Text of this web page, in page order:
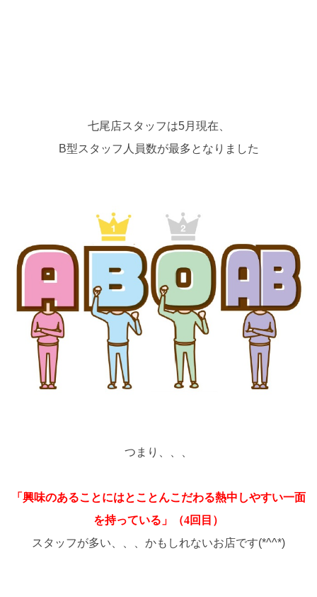
七尾店スタッフは5月現在、
B型スタッフ人員数が最多となりました
つまり、、、
「興味のあることにはとことんこだわる熱中しやすい一面
を持っている」（4回目）
スタッフが多い、、、かもしれないお店です(*^^*)